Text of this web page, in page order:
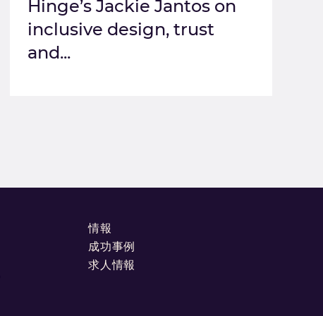
Hinge’s Jackie Jantos on
inclusive design, trust
and...
情報
成功事例
求人情報